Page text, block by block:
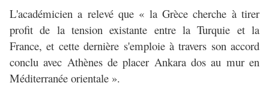
L'académicien a relevé que « la Grèce cherche à tirer
profit de la tension existante entre la Turquie et la
France, et cette dernière s'emploie à travers son accord
conclu avec Athènes de placer Ankara dos au mur en
Méditerranée orientale ».